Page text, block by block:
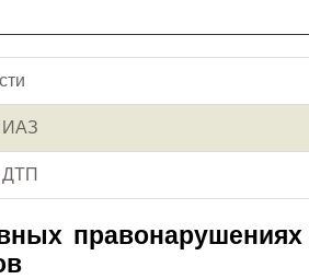
ИАЗ
ДТП